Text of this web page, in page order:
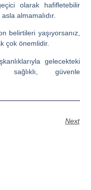
olarak hafifletebilir
almamalıdır.
belirtileri yaşıyorsanız,
çok önemlidir.
gelecekteki
sağlıklı, güvenle
Next